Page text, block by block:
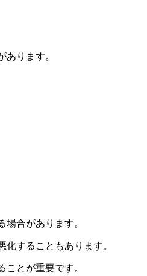
ります。
合があります。
することもあります。
ことが重要です。